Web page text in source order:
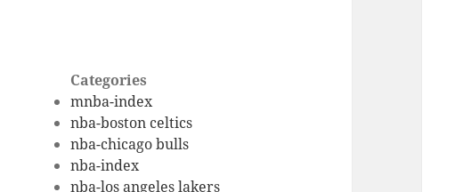
Categories
mnba-index
nba-boston celtics
nba-chicago bulls
nba-index
nba-los angeles lakers